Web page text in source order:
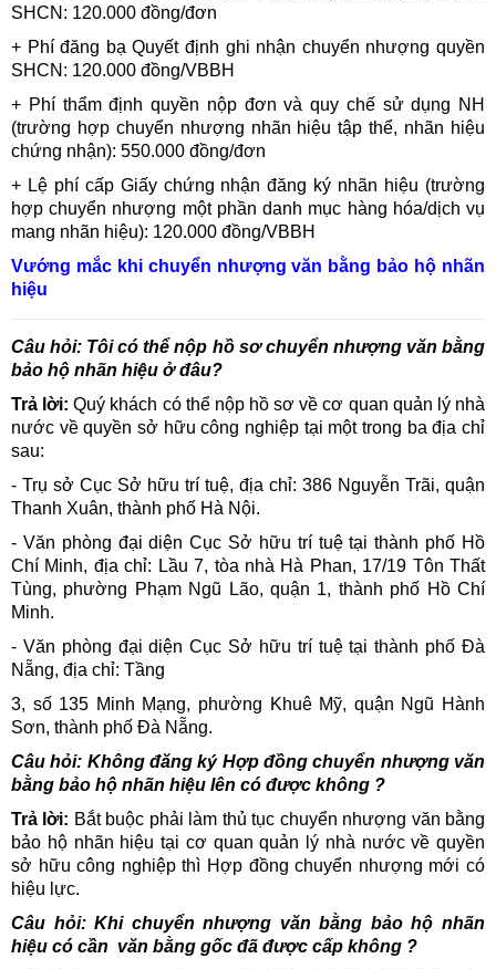
SHCN: 120.000 đồng/đơn
+ Phí đăng bạ Quyết định ghi nhận chuyển nhượng quyền
SHCN: 120.000 đồng/VBBH
+ Phí thẩm định quyền nộp đơn và quy chế sử dụng NH
(trường hợp chuyển nhượng nhãn hiệu tập thể, nhãn hiệu
chứng nhận): 550.000 đồng/đơn
+ Lệ phí cấp Giấy chứng nhận đăng ký nhãn hiệu (trường
hợp chuyển nhượng một phần danh mục hàng hóa/dịch vụ
mang nhãn hiệu): 120.000 đồng/VBBH
Vướng mắc khi chuyển nhượng văn bằng bảo hộ nhãn
hiệu
Câu hỏi: Tôi có thể nộp hồ sơ chuyển nhượng văn bằng
bảo hộ nhãn hiệu ở đâu?
Trả lời: Quý khách có thể nộp hồ sơ về cơ quan quản lý nhà
nước về quyền sở hữu công nghiệp tại một trong ba địa chỉ
sau:
- Trụ sở Cục Sở hữu trí tuệ, địa chỉ: 386 Nguyễn Trãi, quận
Thanh Xuân, thành phố Hà Nội.
- Văn phòng đại diện Cục Sở hữu trí tuệ tại thành phố Hồ
Chí Minh, địa chỉ: Lầu 7, tòa nhà Hà Phan, 17/19 Tôn Thất
Tùng, phường Phạm Ngũ Lão, quận 1, thành phố Hồ Chí
Minh.
- Văn phòng đại diện Cục Sở hữu trí tuệ tại thành phố Đà
Nẵng, địa chỉ: Tầng
3, số 135 Minh Mạng, phường Khuê Mỹ, quận Ngũ Hành
Sơn, thành phố Đà Nẵng.
Câu hỏi: Không đăng ký Hợp đồng chuyển nhượng văn
bằng bảo hộ nhãn hiệu lên có được không ?
Trả lời: Bắt buộc phải làm thủ tục chuyển nhượng văn bằng
bảo hộ nhãn hiệu tại cơ quan quản lý nhà nước về quyền
sở hữu công nghiệp thì Hợp đồng chuyển nhượng mới có
hiệu lực.
Câu hỏi: Khi chuyển nhượng văn bằng bảo hộ nhãn
hiệu có cần văn bằng gốc đã được cấp không ?